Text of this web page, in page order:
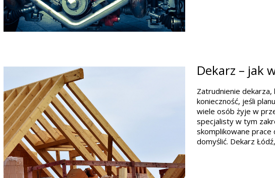
Dekarz – jak
Zatrudnienie
konieczność, jeśli
wiele osób żyje w
specjalisty w tym
skomplikowane prace
domyślić. Dekarz